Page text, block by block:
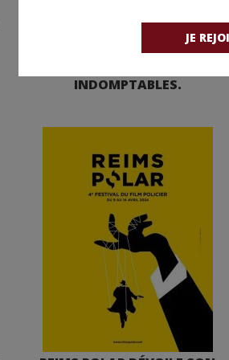
JE
THOMAS NGIJOL VA RECEVOIR
LE PRIX CLAUDE CHABROL À
INDOMPTABLES.